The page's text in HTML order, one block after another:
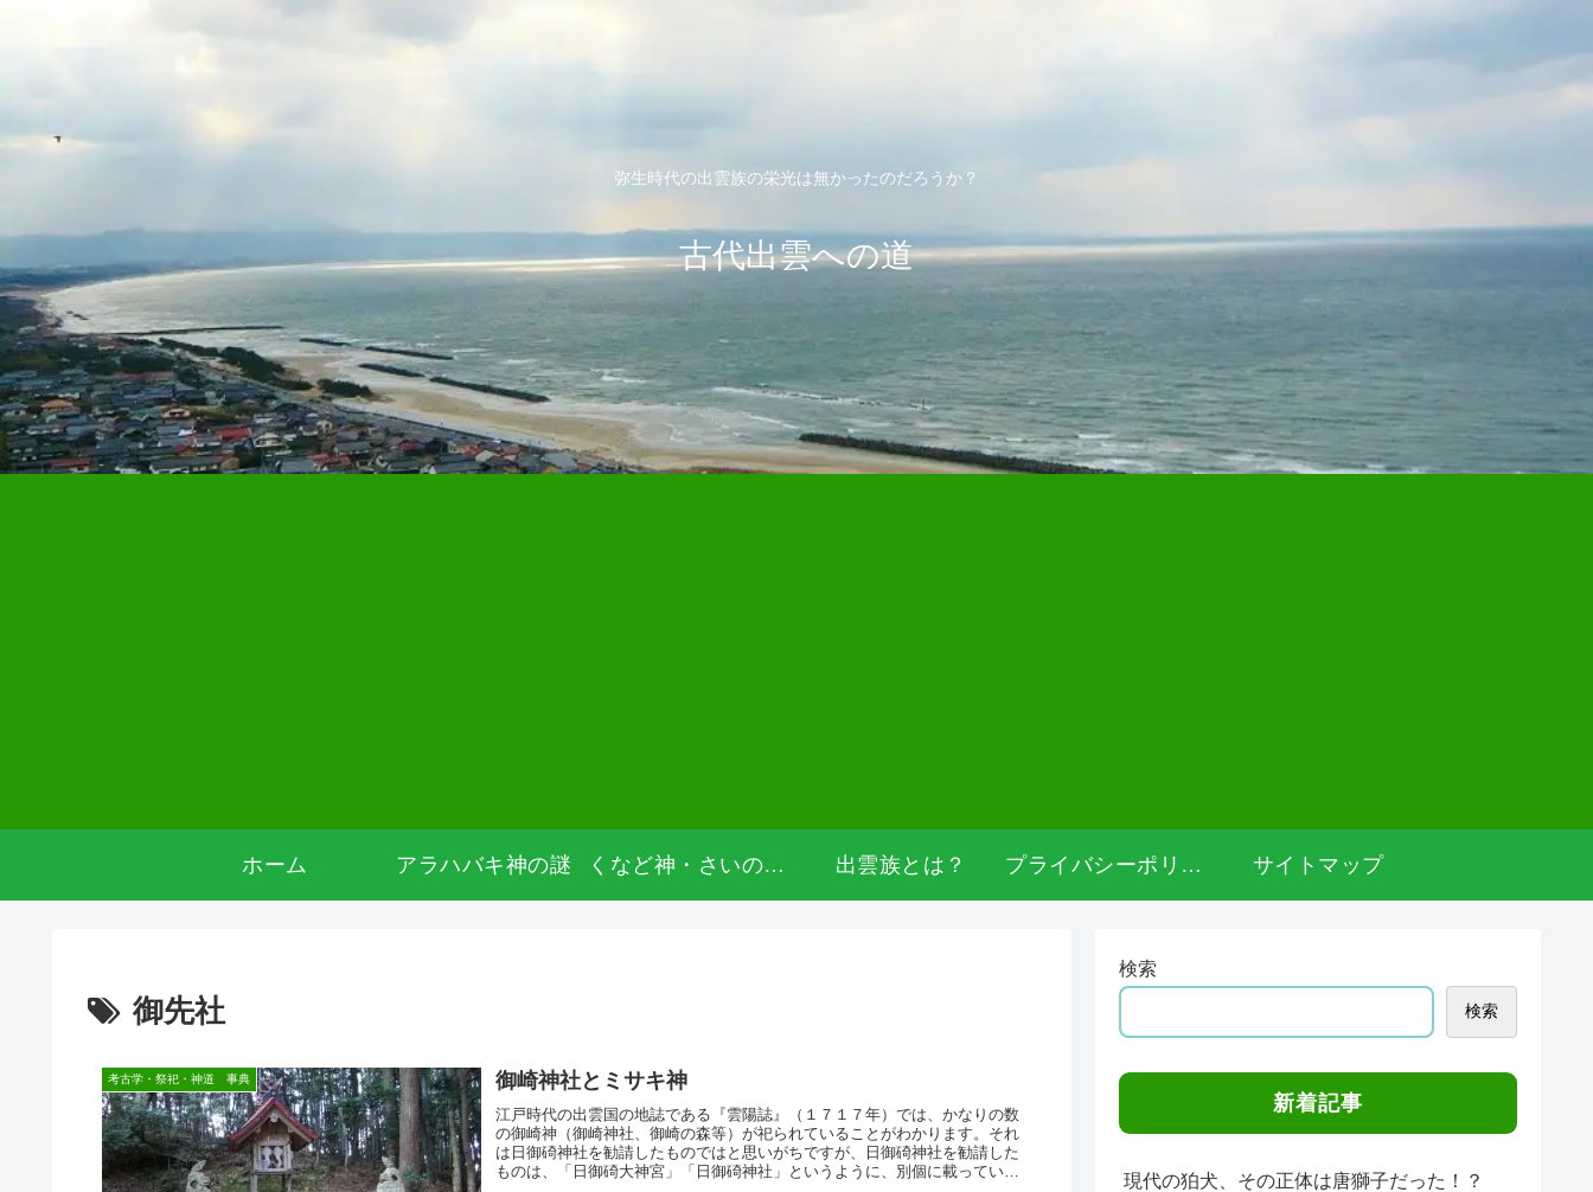
弥生時代の出雲族の栄光は無かったのだろうか？
古代出雲への道
ホーム アラハバキ神の謎 くなど神・さいの神・道祖神 出雲族とは？ プライバシーポリシー サイトマップ
御先社
考古学・祭祀・神道 事典 御崎神社とミサキ神
江戸時代の出雲国の地誌である『雲陽誌』（１７１７年）では、かなりの数
の御崎神（御崎神社、御崎の森等）が祀られていることがわかります。それ
は日御碕神社を勧請したものではと思いがちですが、日御碕神社を勧請した
ものは、「日御碕大神宮」「日御碕神社」というように、別個に載っていま
検索
検索
新着記事
現代の狛犬、その正体は唐獅子だった！？